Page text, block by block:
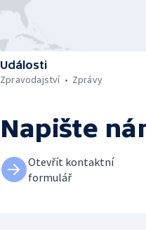
Události
Zpravodajství
Zprávy
Napište
Otevřít kontaktní
formulář